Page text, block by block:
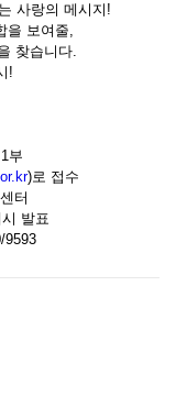
사랑의 메시지!
을 보여줄,
찾습니다.
!
부
)로 접수
터
발표
9593